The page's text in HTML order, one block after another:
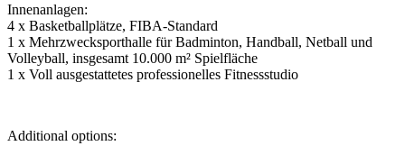
Innenanlagen:
4 x Basketballplätze, FIBA-Standard
1 x Mehrzwecksporthalle für Badminton, Handball, Netball und
Volleyball, insgesamt 10.000 m² Spielfläche
1 x Voll ausgestattetes professionelles Fitnessstudio
Additional options: